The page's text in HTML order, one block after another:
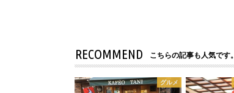
RECOMMEND こちらの記事も人気です。
グルメ